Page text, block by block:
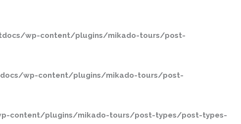
wp-content/plugins/mikado-tours/post-
wp-content/plugins/mikado-tours/post-
content/plugins/mikado-tours/post-types/post-types-